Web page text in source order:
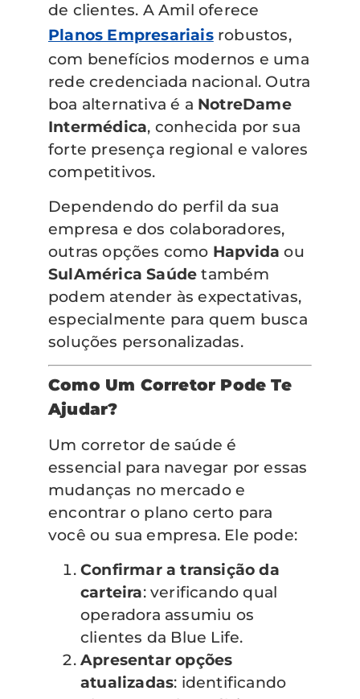
de clientes. A Amil oferece
Planos Empresariaisrobustos,
com benefícios modernos e uma
rede credenciada nacional. Outra
boa alternativa é a NotreDame
Intermédica, conhecida por sua
forte presença regional e valores
competitivos.
Dependendo do perfil da sua
empresa e dos colaboradores,
outras opções como Hapvida ou
SulAmérica Saúde também
podem atender às expectativas,
especialmente para quem busca
soluções personalizadas.
Como Um Corretor Pode Te
Ajudar?
Um corretor de saúde é
essencial para navegar por essas
mudanças no mercado e
encontrar o plano certo para
você ou sua empresa. Ele pode:
Confirmar a transição da
carteira: verificando qual
operadora assumiu os
clientes da Blue Life.
Apresentar opções
atualizadas: identificando